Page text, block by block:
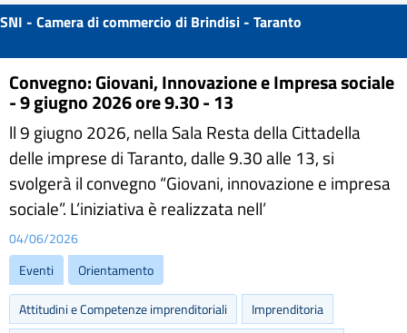
SNI - Camera di commercio di Brindisi - Taranto
Convegno: Giovani, Innovazione e Impresa sociale
- 9 giugno 2026 ore 9.30 - 13
ll 9 giugno 2026, nella Sala Resta della Cittadella
delle imprese di Taranto, dalle 9.30 alle 13, si
svolgerà il convegno “Giovani, innovazione e impresa
sociale”. L’iniziativa è realizzata nell’
04/06/2026
Eventi
Orientamento
Attitudini e Competenze imprenditoriali
Imprenditoria